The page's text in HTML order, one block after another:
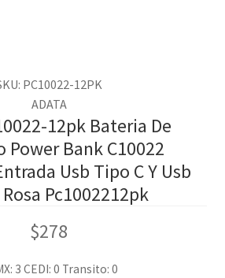
PC10022-12PK
ADATA
12pk Bateria De
Power Bank C10022
Usb Tipo C Y Usb
Pc1002212pk
$278
3 CEDI: 0 Transito: 0